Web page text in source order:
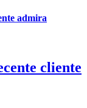
admira
cliente